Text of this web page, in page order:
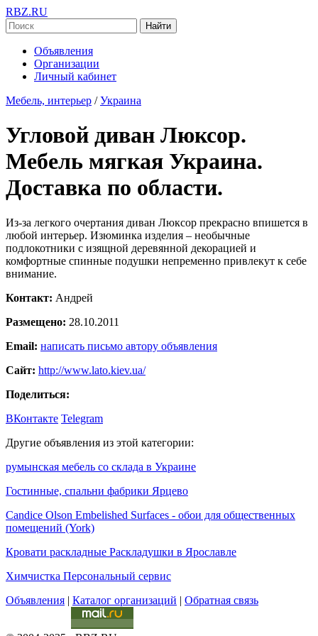
RBZ.RU
Найти
Объявления
Организации
Личный кабинет
Мебель, интерьер / Украина
Угловой диван Люксор.
Мебель мягкая Украина.
Доставка по области.
Из-за легкого очертания диван Люксор прекрасно впишется в
любой интерьер. Изюминка изделия – необычные
подлокотники с изящной деревянной декорацией и
комфортные спинные подушки непременно привлекут к себе
внимание.
Контакт: Андрей
Размещено: 28.10.2011
Email: написать письмо автору объявления
Сайт: http://www.lato.kiev.ua/
Поделиться:
ВКонтакте Telegram
Другие объявления из этой категории:
румынская мебель со склада в Украине
Гостинные, спальни фабрики Ярцево
Candice Olson Embelished Surfaces - обои для общественных
помещений (York)
Кровати раскладные Раскладушки в Ярославле
Химчистка Персональный сервис
Объявления | Каталог организаций | Обратная связь